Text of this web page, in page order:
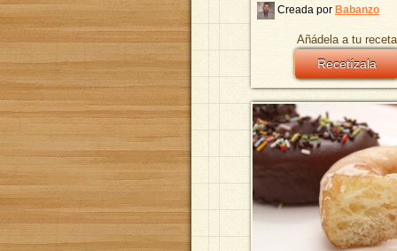
Creada por Babanzo
Añádela a tu
Recetízala